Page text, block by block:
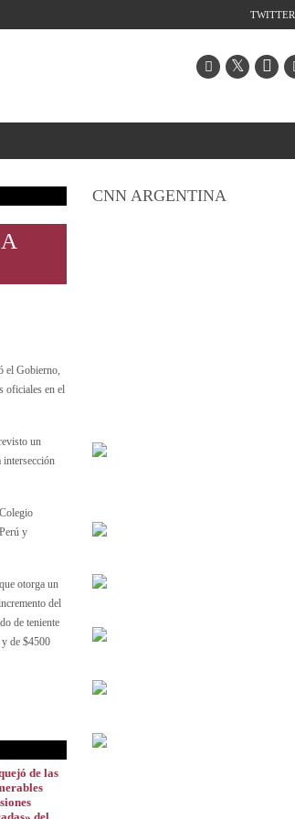
TWITTER
el Gobierno,
oficiales en el
un
y
otorga un
del
de teniente
de $4500
de las
CNN ARGENTINA